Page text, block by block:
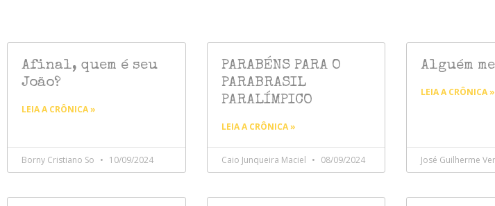
Afinal, quem é seu
João?
LEIA A CRÔNICA »
Borny Cristiano So 10/09/2024
PARABÉNS PARA O
PARABRASIL
PARALÍMPICO
LEIA A CRÔNICA »
Caio Junqueira Maciel 08/09/2024
Alguém
LEIA A CRÔNICA »
José Guilherme